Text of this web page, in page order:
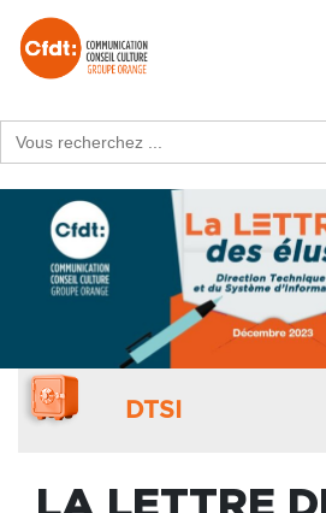
for:
DTSI
LA LETTRE